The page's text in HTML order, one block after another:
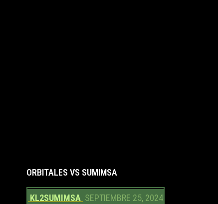
ORBITALES VS SUMIMSA
KL2SUMIMSA SEPTIEMBRE 25, 2024